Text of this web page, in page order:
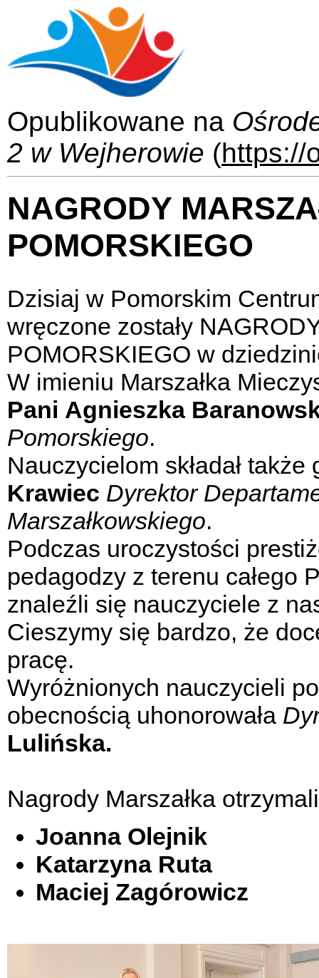
Opublikowane na
2 w Wejherowie (https://
NAGRODY
POMORSKIEGO
Dzisiaj w Pomorskim
wręczone zostały
POMORSKIEGO w
W imieniu Marszałka
Pani Agnieszka
Pomorskiego.
Nauczycielom składał
Krawiec Dyrektor
Marszałkowskiego.
Podczas uroczystości
pedagodzy z terenu całego
znaleźli się nauczyciele z
Cieszymy się bardzo, że
pracę.
Wyróżnionych nauczycieli
obecnością uhonorowała
Lulińska.
Nagrody Marszałka
Joanna Olejnik
Katarzyna Ruta
Maciej Zagórowicz